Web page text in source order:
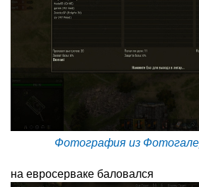
Фотография из
на евросерваке баловался